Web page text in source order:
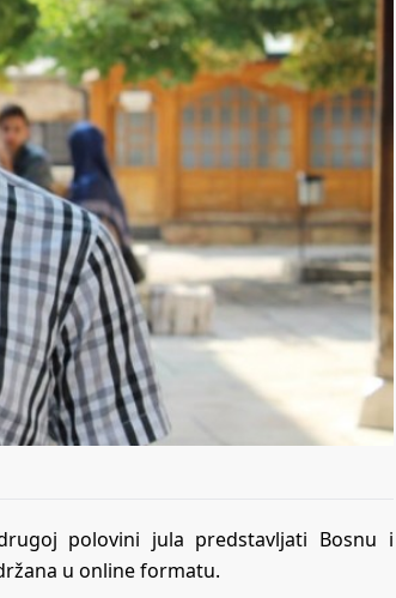
polovini jula predstavljati Bosnu i
u online formatu.